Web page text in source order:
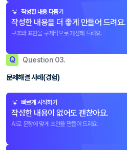
작성한 내용 다듬기
작성한 내용을 더 좋게 만들어 드려요.
구조와 표현을 구체적으로 개선해 드려요.
Q Question 03.
문제해결 사례(경험)
빠르게 시작하기
작성한 내용이 없어도 괜찮아요.
AI로 문항에 맞게 초안을 만들어 드려요.